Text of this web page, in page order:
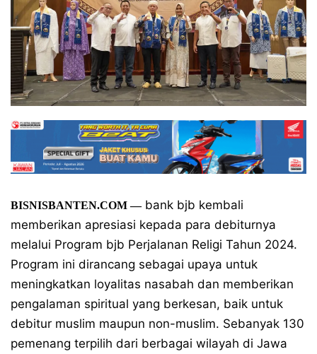
BISNISBANTEN.COM —bank bjb kembali
memberikan apresiasi kepada para debiturnya
melalui Program bjb Perjalanan Religi Tahun 2024.
Program ini dirancang sebagai upaya untuk
meningkatkan loyalitas nasabah dan memberikan
pengalaman spiritual yang berkesan, baik untuk
debitur muslim maupun non-muslim. Sebanyak 130
pemenang terpilih dari berbagai wilayah di Jawa